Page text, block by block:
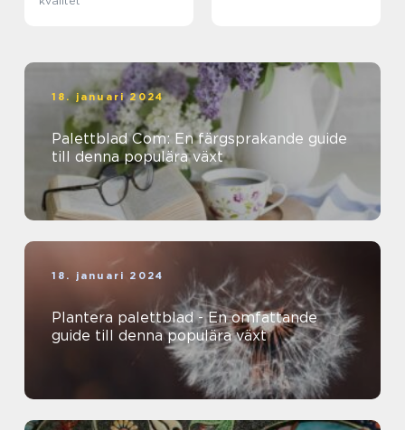
18. januari 2024
Palettblad Com: En färgsprakande guide
till denna populära växt
18. januari 2024
Plantera palettblad - En omfattande
guide till denna populära växt